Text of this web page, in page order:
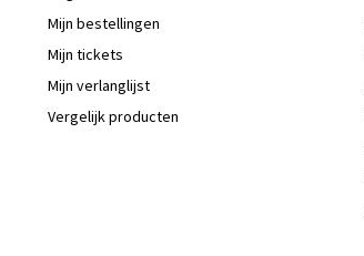
Mijn bestellingen
Mijn tickets
Mijn verlanglijst
Vergelijk producten